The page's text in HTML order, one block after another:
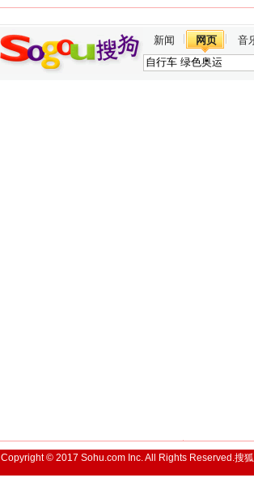
新闻 网页 音
Copyright © 2017 Sohu.com Inc. All Rights Reserved.搜